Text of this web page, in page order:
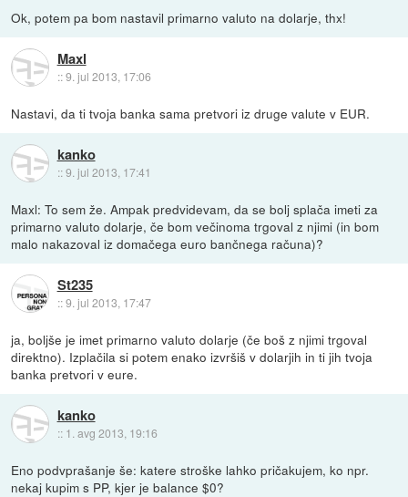
Ok, potem pa bom nastavil primarno valuto na dolarje, thx!
Maxl
::9. jul 2013, 17:06
Nastavi, da ti tvoja banka sama pretvori iz druge valute v EUR.
kanko
::9. jul 2013, 17:41
Maxl: To sem že. Ampak predvidevam, da se bolj splača imeti za
primarno valuto dolarje, če bom večinoma trgoval z njimi (in bom
malo nakazoval iz domačega euro bančnega računa)?
St235
::9. jul 2013, 17:47
ja, boljše je imet primarno valuto dolarje (če boš z njimi trgoval
direktno). Izplačila si potem enako izvršiš v dolarjih in ti jih tvoja
banka pretvori v eure.
kanko
:: 1. avg 2013, 19:16
Eno podvprašanje še: katere stroške lahko pričakujem, ko npr.
nekaj kupim s PP, kjer je balance $0?